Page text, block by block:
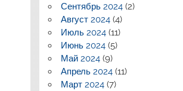
Сентябрь 2024 (2)
Август 2024 (4)
Июль 2024 (11)
Июнь 2024 (5)
Май 2024 (9)
Апрель 2024 (11)
Март 2024 (7)